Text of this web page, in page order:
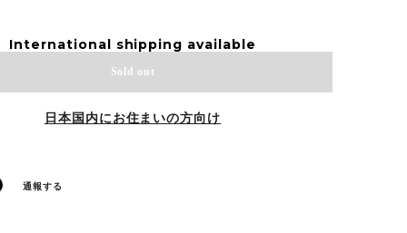
International shipping available
Sold out
日本国内にお住まいの方向け
通報する